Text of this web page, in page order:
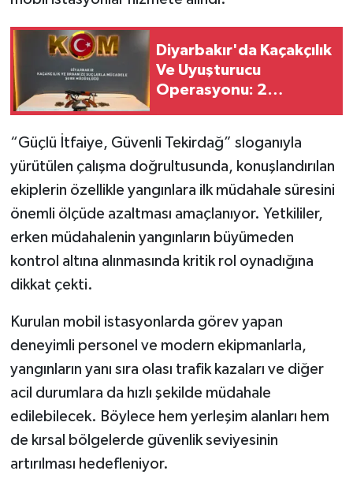
Diyarbakır'da Kaçakçılık
Ve Uyuşturucu
Operasyonu: 2
“Güçlü İtfaiye, Güvenli Tekirdağ” sloganıyla
yürütülen çalışma doğrultusunda, konuşlandırılan
ekiplerin özellikle yangınlara ilk müdahale süresini
önemli ölçüde azaltması amaçlanıyor. Yetkililer,
erken müdahalenin yangınların büyümeden
kontrol altına alınmasında kritik rol oynadığına
dikkat çekti.
Kurulan mobil istasyonlarda görev yapan
deneyimli personel ve modern ekipmanlarla,
yangınların yanı sıra olası trafik kazaları ve diğer
acil durumlara da hızlı şekilde müdahale
edilebilecek. Böylece hem yerleşim alanları hem
de kırsal bölgelerde güvenlik seviyesinin
artırılması hedefleniyor.